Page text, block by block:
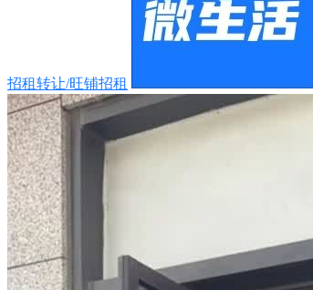
招租转让/旺铺招租